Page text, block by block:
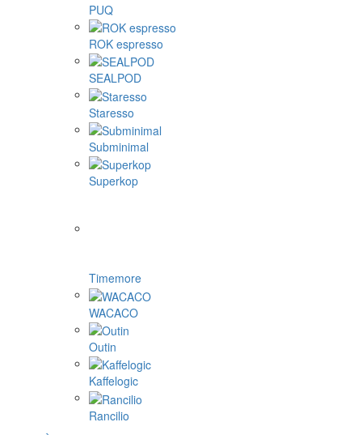
PUQ
ROK espresso
SEALPOD
Staresso
Subminimal
Superkop
Timemore
WACACO
Outin
Kaffelogic
Rancilio